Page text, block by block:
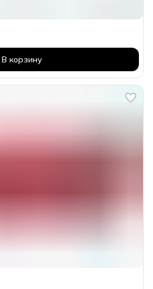
В корзину